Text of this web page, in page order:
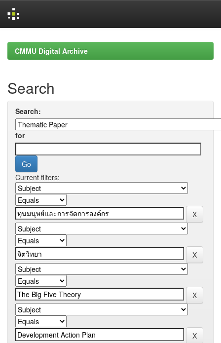
navigationCMMU Digital Archive
Search
Search:
for
Current filters: